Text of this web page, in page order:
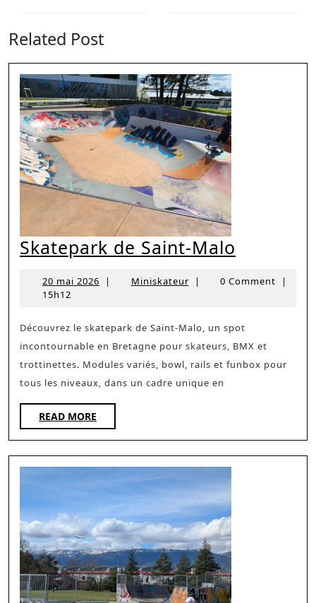
post:
Related Post
Skatepark de Saint-Malo
Saint-
20 mai 2026 20| MiniskateurMiniskateur
| 0 Comment
|
15h12
Découvrez le skatepark de Saint-Malo, un spot
incontournable en Bretagne pour skateurs, BMX et
trottinettes. Modules variés, bowl, rails et funbox pour
tous les niveaux, dans un cadre unique en
READ MORE
MORE